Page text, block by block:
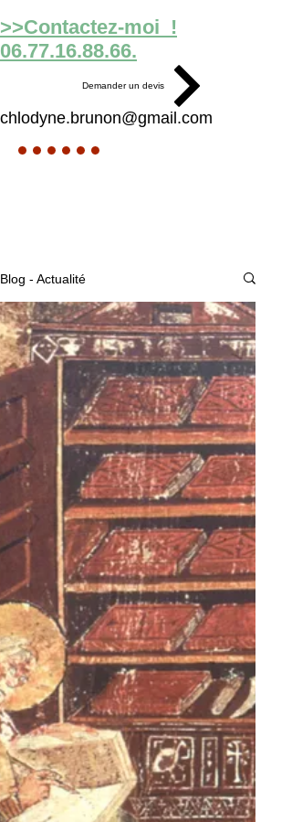
>>Contactez-moi !
06.77.16.88.66.
Demander un devis
chlodyne.brunon@gmail.com
Blog - Actualité